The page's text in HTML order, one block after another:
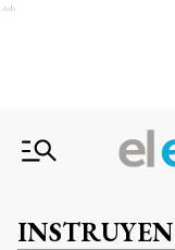
Ads